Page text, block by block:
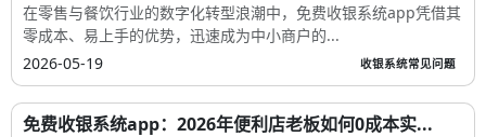
在零售与餐饮行业的数字化转型浪潮中，免费收银系统app凭借其
零成本、易上手的优势，迅速成为中小商户的...
2026-05-19
收银系统常见问题
免费收银系统app：2026年便利店老板如何0成本实...